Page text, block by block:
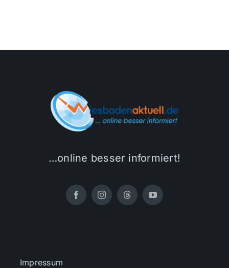
…online besser informiert!
Impressum